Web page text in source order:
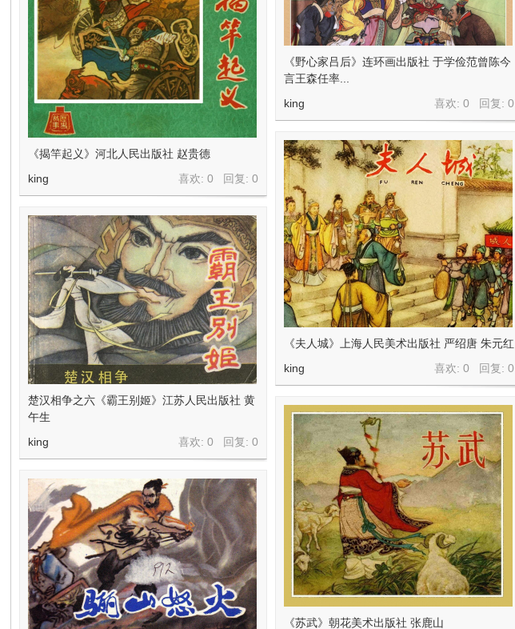
《野心家吕后》连环画出版社 于学俭范曾陈今
言王森任率...
喜欢: 0 回复:0
king
《揭竿起义》河北人民出版社 赵贵德
喜欢: 0 回复:0
king
《夫人城》上海人民美术出版社 严绍唐 朱元红
喜欢: 0 回复:0
king
楚汉相争之六《霸王别姬》江苏人民出版社 黄
午生
喜欢: 0 回复:0
king
《苏武》朝花美术出版社 张鹿山